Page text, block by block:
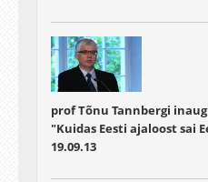
prof Tõnu Tannbergi
"Kuidas Eesti ajaloost sai
19.09.13